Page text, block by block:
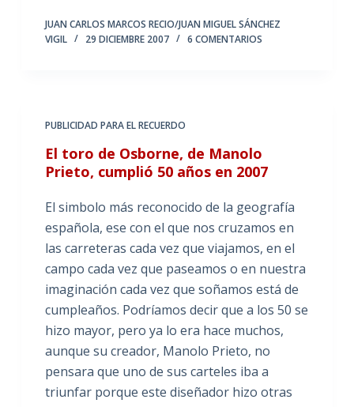
JUAN CARLOS MARCOS RECIO/JUAN MIGUEL SÁNCHEZ
VIGIL
29 DICIEMBRE 2007 6 COMENTARIOS
PUBLICIDAD PARA EL RECUERDO
El toro de Osborne, de Manolo
Prieto, cumplió 50 años en 2007
El simbolo más reconocido de la geografía
española, ese con el que nos cruzamos en
las carreteras cada vez que viajamos, en el
campo cada vez que paseamos o en nuestra
imaginación cada vez que soñamos está de
cumpleaños. Podríamos decir que a los 50 se
hizo mayor, pero ya lo era hace muchos,
aunque su creador, Manolo Prieto, no
pensara que uno de sus carteles iba a
triunfar porque este diseñador hizo otras